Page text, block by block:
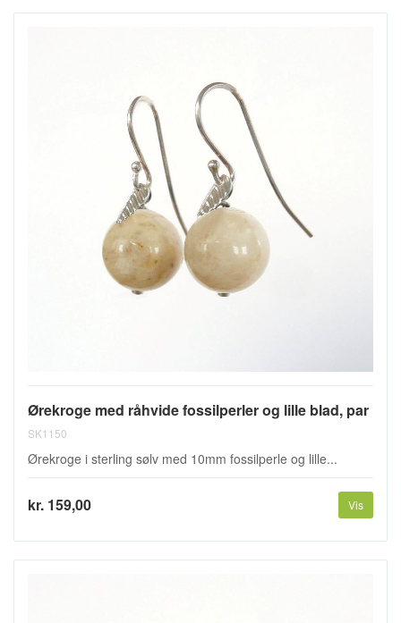
Ørekroge med råhvide fossilperler og lille blad, par
SK1150
Ørekroge i sterling sølv med 10mm fossilperle og lille...
kr. 159,00 Vis